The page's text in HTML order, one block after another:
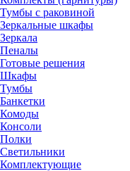
Тумбы с раковиной
Зеркальные шкафы
Зеркала
Пеналы
Готовые решения
Шкафы
Тумбы
Банкетки
Комоды
Консоли
Полки
Светильники
Комплектующие